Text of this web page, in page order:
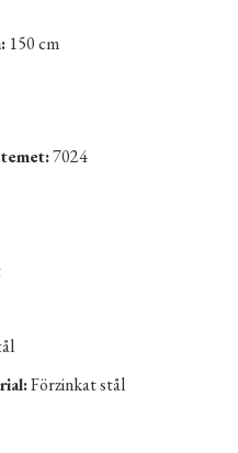
150 cm
7024
Förzinkat stål